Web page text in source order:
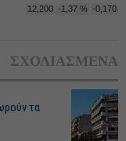
12,200 -1,37 % -0,170
ΣΧΟΛΙΑΣΜΕΝΑ
τα